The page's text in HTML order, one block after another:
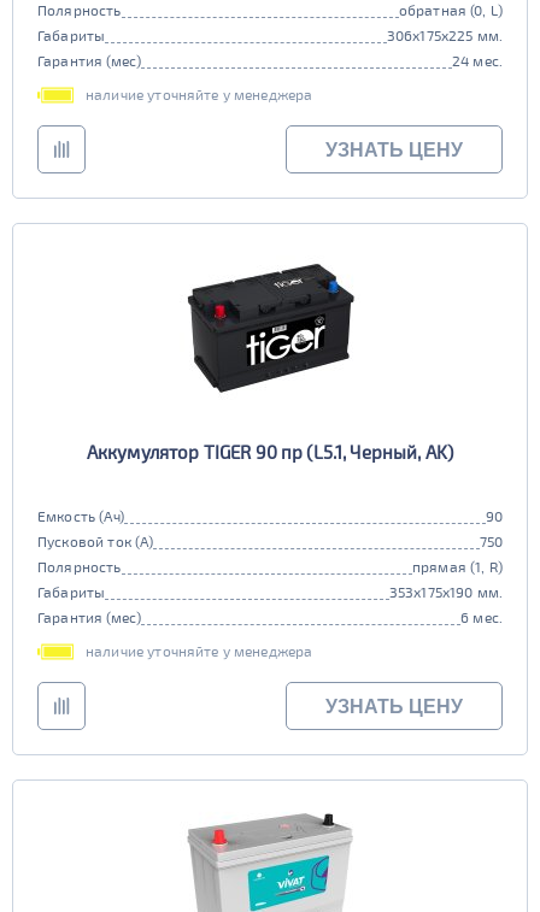
Полярность
обратная (0, L)
Габариты
306x175x225 мм.
Гарантия (мес)
24 мес.
наличие уточняйте у менеджера
УЗНАТЬ ЦЕНУ
Аккумулятор TIGER 90 пр (L5.1, Черный, AK)
Емкость (Ач)
90
Пусковой ток (А)
750
Полярность
прямая (1, R)
Габариты
353x175x190 мм.
Гарантия (мес)
6 мес.
наличие уточняйте у менеджера
УЗНАТЬ ЦЕНУ